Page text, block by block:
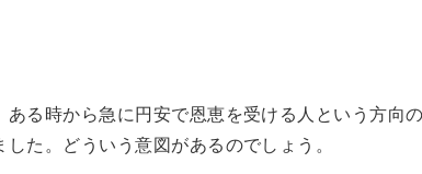
る時から急に円安で恩恵を受ける人という方向
た。どういう意図があるのでしょう。